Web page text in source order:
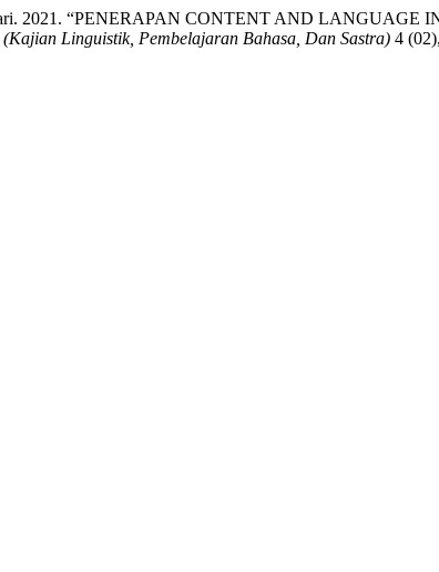
2021. “PENERAPAN CONTENT AND
Linguistik, Pembelajaran Bahasa, Dan Sastra) 4